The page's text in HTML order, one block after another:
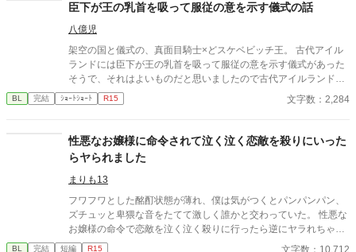
臣下が王の乳首を吸って服従の意を示す儀式の話
八億児
架空の国と儀式の、真面目騎士×どスケベビッチ王。 古代アイル
ランドには臣下が王の乳首を吸って服従の意を示す儀式があった
そうで、それはよいものだと思いましたので古代アイルランドと
は特に関係なく王の乳首を吸ってもらいました。
BL 完結 ｼｮｰﾄｼｮｰﾄ R15 文字数：2,284
性悪なお嬢様に命令されて泣く泣く恋敵を殺りにいった
らヤられました
まりも13
フワフワとした酩酊状態が薄れ、僕は気がつくとパンパンパン、
ズチュッと卑猥な音をたてて激しく誰かと交わっていた。 性悪な
お嬢様の命令で恋敵を泣く泣く殺りに行ったら逆にヤラれちゃっ
た、ちょっとアホな子の話です。 （ムーンライトノベルにも掲載
BL 完結 短編 R15 文字数：10,712